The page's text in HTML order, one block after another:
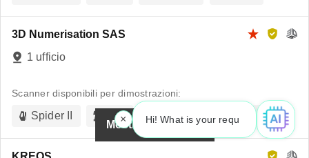
3D Numerisation SAS
1 ufficio
Scanner disponibili per dimostrazioni:
Spider II Leo Micro II +5altro
Mostra la mappa
Hi! What is your request? 👀
×